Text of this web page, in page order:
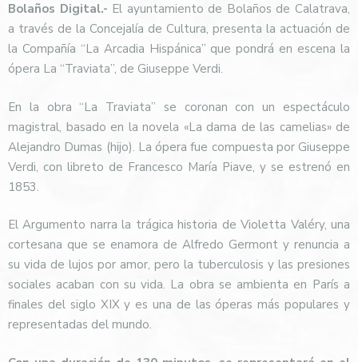
Bolaños Digital.- El ayuntamiento de Bolaños de Calatrava,
a través de la Concejalía de Cultura, presenta la actuación de
la Compañía “La Arcadia Hispánica” que pondrá en escena la
ópera La “Traviata”, de Giuseppe Verdi.
En la obra “La Traviata” se coronan con un espectáculo
magistral, basado en la novela «La dama de las camelias» de
Alejandro Dumas (hijo). La ópera fue compuesta por Giuseppe
Verdi, con libreto de Francesco María Piave, y se estrenó en
1853.
El Argumento narra la trágica historia de Violetta Valéry, una
cortesana que se enamora de Alfredo Germont y renuncia a
su vida de lujos por amor, pero la tuberculosis y las presiones
sociales acaban con su vida. La obra se ambienta en París a
finales del siglo XIX y es una de las óperas más populares y
representadas del mundo.